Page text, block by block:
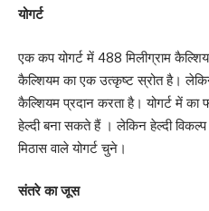
योगर्ट
एक कप योगर्ट में 488 मिलीग्राम
कैल्शियम का एक उत्कृष्ट स्रोत है।
कैल्शियम प्रदान करता है। योगर्ट में का
हेल्दी बना सकते हैं । लेकिन हेल्दी
मिठास वाले योगर्ट चुने।
संतरे का जूस